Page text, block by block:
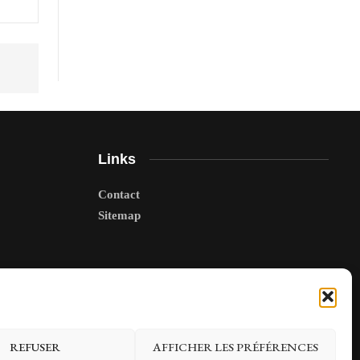
REFUSER AFFICHER LES PRÉFÉRENCES
Links
Contact
Sitemap